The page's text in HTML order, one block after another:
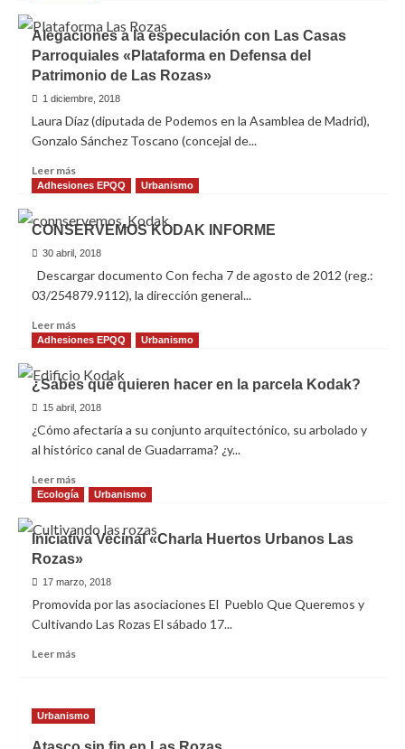
‘El
Pueblo
que
Queremos’
ante
PGOU
de
Rozas
Alegaciones a la especulación con Las Casas
Parroquiales «Plataforma en Defensa del
Patrimonio de Las Rozas»
1 diciembre, 2018
Laura Díaz (diputada de Podemos en la Asamblea de Madrid),
Gonzalo Sánchez Toscano (concejal de...
Leer más
más
Alegaciones
a
la
especulación
con
Parroquiales
en
Defensa
del
Patrimonio
de
Adhesiones EPQQ Urbanismo
CONSERVEMOS KODAK INFORME
30 abril, 2018
Descargar documento Con fecha 7 de agosto de 2012 (reg.:
03/254879.9112), la dirección general...
Leer más
más
CONSERVEMOS
KODAK
INFORME
Adhesiones EPQQ Urbanismo
¿Sabes qué quieren hacer en la parcela Kodak?
15 abril, 2018
¿Cómo afectaría a su conjunto arquitectónico, su arbolado y
al histórico canal de Guadarrama? ¿y...
Leer más
más
¿Sabes
qué
quieren
hacer
en
parcela
Ecología Urbanismo
Iniciativa Vecinal «Charla Huertos Urbanos Las
Rozas»
17 marzo, 2018
Promovida por las asociaciones El Pueblo Que Queremos y
Cultivando Las Rozas El sábado 17...
Leer más
Vecinal
Urbanismo